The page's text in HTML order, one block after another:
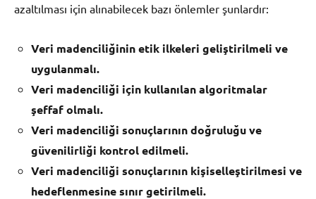
azaltılması için alınabilecek bazı önlemler şunlardır:
Veri madenciliğinin etik ilkeleri geliştirilmeli ve
uygulanmalı.
Veri madenciliği için kullanılan algoritmalar
şeffaf olmalı.
Veri madenciliği sonuçlarının doğruluğu ve
güvenilirliği kontrol edilmeli.
Veri madenciliği sonuçlarının kişiselleştirilmesi ve
hedeflenmesine sınır getirilmeli.